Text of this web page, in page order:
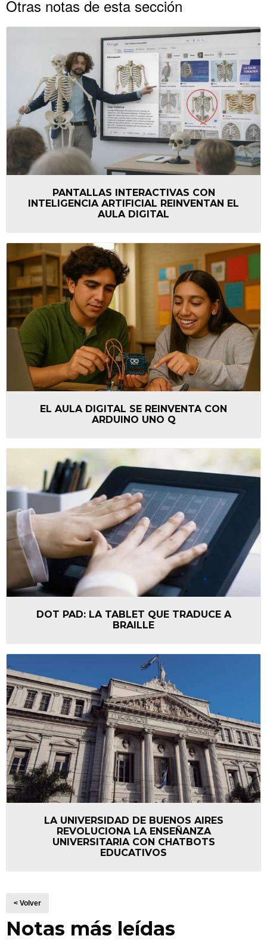
Otras notas de esta sección
PANTALLAS INTERACTIVAS CON
INTELIGENCIA ARTIFICIAL REINVENTAN EL
AULA DIGITAL
EL AULA DIGITAL SE REINVENTA CON
ARDUINO UNO Q
DOT PAD: LA TABLET QUE TRADUCE A
BRAILLE
LA UNIVERSIDAD DE BUENOS AIRES
REVOLUCIONA LA ENSEÑANZA
UNIVERSITARIA CON CHATBOTS
EDUCATIVOS
< Volver
Notas más leídas